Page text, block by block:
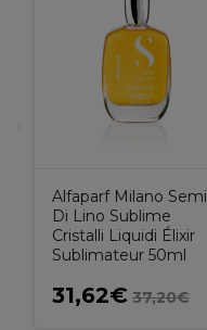
Alfaparf Milano Semi
Di Lino Sublime
Cristalli Liquidi Élixir
Sublimateur 50ml
31,62€ 37,20€